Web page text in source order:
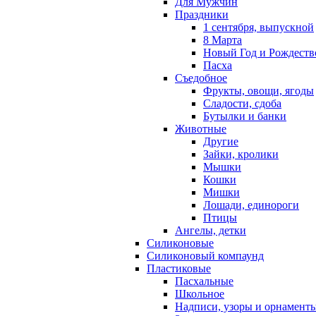
Праздники
1 сентября, выпускной
8 Марта
Новый Год и
Пасха
Съедобное
Фрукты, овощи, ягоды
Сладости, сдоба
Бутылки и банки
Животные
Другие
Зайки, кролики
Мышки
Кошки
Мишки
Лошади, единороги
Птицы
Ангелы, детки
Силиконовые
Силиконовый компаунд
Пластиковые
Пасхальные
Школьное
Надписи, узоры и